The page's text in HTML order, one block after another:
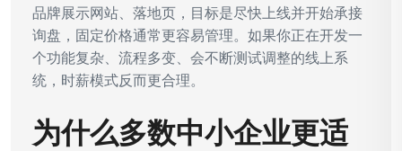
品牌展示网站、落地页，目标是尽快上线并开始承接
询盘，固定价格通常更容易管理。如果你正在开发一
个功能复杂、流程多变、会不断测试调整的线上系
统，时薪模式反而更合理。
为什么多数中小企业更适